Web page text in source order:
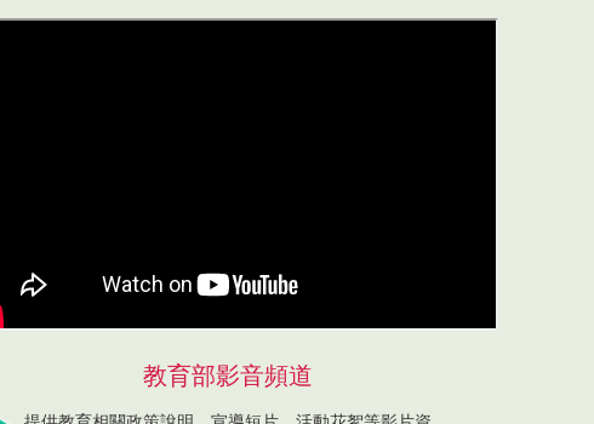
教育部影音頻道